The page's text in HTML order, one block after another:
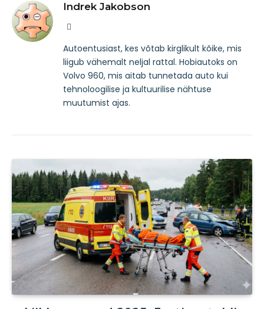
Indrek Jakobson
Autoentusiast, kes võtab kirglikult kõike, mis
liigub vähemalt neljal rattal. Hobiautoks on
Volvo 960, mis aitab tunnetada auto kui
tehnoloogilise ja kultuurilise nähtuse
muutumist ajas.